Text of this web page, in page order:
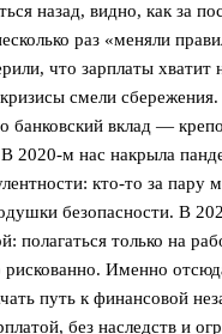
назад, видно, как за
раз «меняли
что зарплаты хватит
смели
банковский вклад —
2020‑м нас накрыла
кто-то за пару
безопасности. В
полагаться только на
рискованно. Именно
путь к финансовой
без наследств и